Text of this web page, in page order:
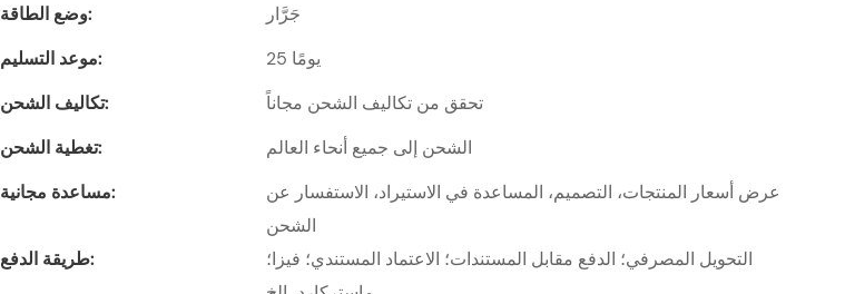
وضع الطاقة:
جَرَّار
موعد التسليم:
25 يومًا
تكاليف الشحن:
تحقق من تكاليف الشحن مجاناً
تغطية الشحن:
الشحن إلى جميع أنحاء العالم
مساعدة مجانية:
عرض أسعار المنتجات، التصميم، المساعدة في الاستيراد، الاستفسار عن
الشحن
طريقة الدفع:
التحويل المصرفي؛ الدفع مقابل المستندات؛ الاعتماد المستندي؛ فيزا؛